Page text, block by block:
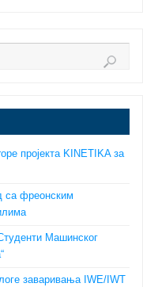
пројекта KINETIKA за
са фреонским
Машинског
заваривања IWE/IWT